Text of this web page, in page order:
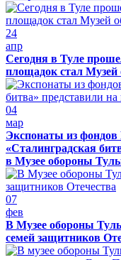
24
апр
Сегодня в Туле
площадок стал
04
мар
Экспонаты из фондов
«Сталинградская
в Музее обороны
07
фев
В Музее обороны
семей защитников